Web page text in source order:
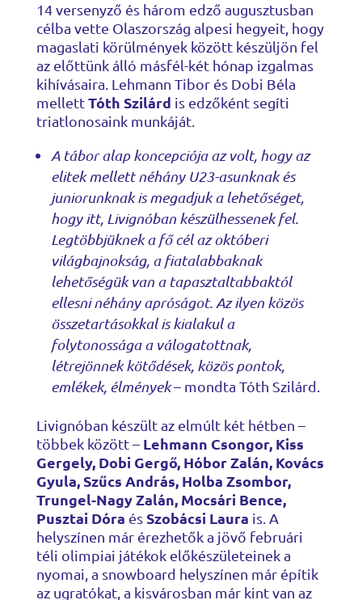
14 versenyző és három edző augusztusban
célba vette Olaszország alpesi hegyeit, hogy
magaslati körülmények között készüljön fel
az előttünk álló másfél-két hónap izgalmas
kihívásaira. Lehmann Tibor és Dobi Béla
mellettTóth Szilárd is edzőként segíti
triatlonosaink munkáját.
A tábor alap koncepciója az volt, hogy az
elitek mellett néhány U23-asunknak és
juniorunknak is megadjuk a lehetőséget,
hogy itt, Livignóban készülhessenek fel.
Legtöbbjüknek a fő cél az októberi
világbajnokság, a fiatalabbaknak
lehetőségük van a tapasztaltabbaktól
ellesni néhány apróságot. Az ilyen közös
összetartásokkal is kialakul a
folytonossága a válogatottnak,
létrejönnek kötődések, közös pontok,
emlékek, élmények– mondta Tóth Szilárd.
Livignóban készült az elmúlt két hétben –
többek között – Lehmann Csongor, Kiss
Gergely, Dobi Gergő, Hóbor Zalán, Kovács
Gyula, Szűcs András, Holba Zsombor,
Trungel-Nagy Zalán, Mocsári Bence,
Pusztai Dóra ésSzobácsi Laura is. A
helyszínen már érezhetők a jövő februári
téli olimpiai játékok előkészületeinek a
nyomai, a snowboard helyszínen már építik
az ugratókat, a kisvárosban már kint van az